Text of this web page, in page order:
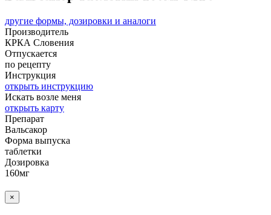
другие формы, дозировки и аналоги
Производитель
КРКА Словения
Отпускается
по рецепту
Инструкция
открыть инструкцию
Искать возле меня
открыть карту
Препарат
Вальсакор
Форма выпуска
таблетки
Дозировка
160мг
×